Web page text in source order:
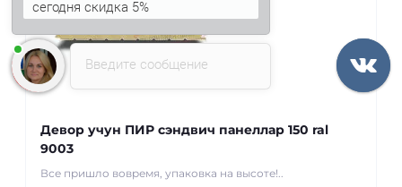
Девор учун ПИР сэндвич панеллар 150 ral
9003
Все пришло вовремя, упаковка на высоте!..
Введите сообщение
Аннапечатает...